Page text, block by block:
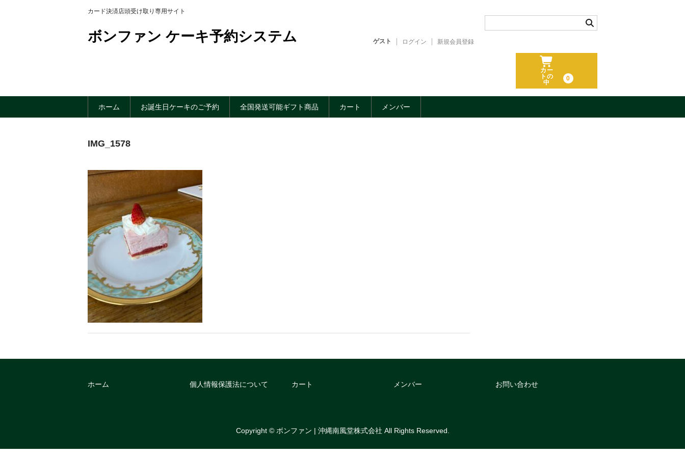
カード決済店頭受け取り専用サイト
ボンファン ケーキ予約システム ゲスト ログイン 新規会員登録
カー
トの
中
0
ホーム お誕生日ケーキのご予約 全国発送可能ギフト商品 カート メンバー
IMG_1578
ホーム 個人情報保護法について カート メンバー お問い合わせ
Copyright © ボンファン | 沖縄南風堂株式会社 All Rights Reserved.